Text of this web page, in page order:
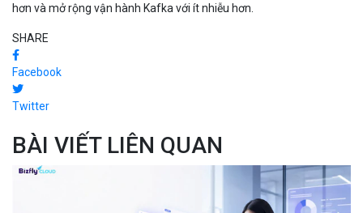
hơn và mở rộng vận hành Kafka với ít nhiễu hơn.
SHARE
Facebook
Twitter
BÀI VIẾT LIÊN QUAN